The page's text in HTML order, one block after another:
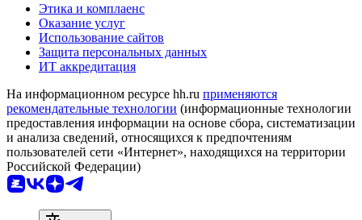
Этика и комплаенс
Оказание услуг
Использование сайтов
Защита персональных данных
ИТ аккредитация
На информационном ресурсе hh.ru применяются
рекомендательные технологии (информационные технологии
предоставления информации на основе сбора, систематизации
и анализа сведений, относящихся к предпочтениям
пользователей сети «Интернет», находящихся на территории
Российской Федерации)